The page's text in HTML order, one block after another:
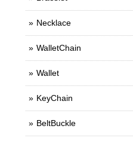
Necklace
WalletChain
Wallet
KeyChain
BeltBuckle